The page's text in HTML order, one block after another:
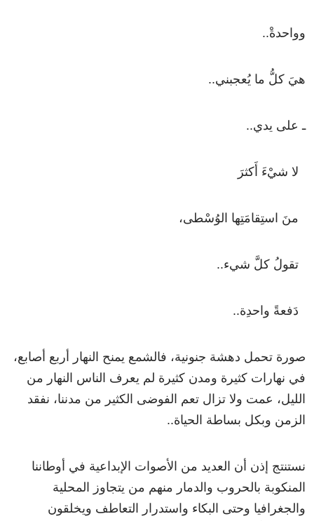
وواحدةْ..
هيَ كلُّ ما يُعجبني..
ـ على يدي..
لا شيْءَ أَكثرَ
منَ استِقامَتِها الوُسْطى،
تقولُ كلَّ شيء..
دَفعةً واحدِة..
صورة تحمل دهشة جنونية، فالشمع يمنح النهار أربع أصابع،
في نهارات كثيرة ومدن كثيرة لم يعرف الناس النهار من
الليل، عمت ولا تزال تعم الفوضى الكثير من مدننا، نفقد
الزمن وبكل بساطة الحياة..
نستنتج إذن أن العديد من الأصوات الإبداعية في أوطاننا
المنكوبة بالحروب والدمار منهم من يتجاوز المحلية
والجغرافيا وحتى البكاء واستدرار التعاطف ويخلقون